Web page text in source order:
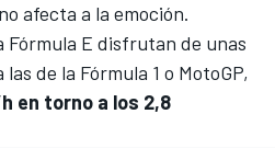
afecta a la emoción.
Fórmula E disfrutan de unas
de la Fórmula 1 o MotoGP,
en torno a los 2,8